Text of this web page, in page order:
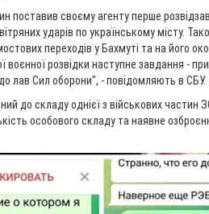
поставив своєму агенту перше
ударів по українському місту.
переходів у Бахмуті та на його
воєнної розвідки наступне завдання -
лав Сил оборони", - повідомляють в СБУ.
до складу однієї з військових частин
особового складу та наявне